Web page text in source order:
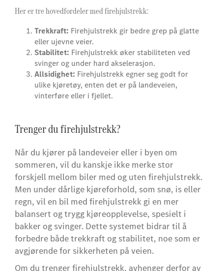
Her er tre hovedfordeler med firehjulstrekk:
Trekkraft: Firehjulstrekk gir bedre grep på glatte
eller ujevne veier.
Stabilitet: Firehjulstrekk øker stabiliteten ved
svinger og under hard akselerasjon.
Allsidighet: Firehjulstrekk egner seg godt for
ulike kjøretøy, enten det er på landeveien,
vinterføre eller i fjellet.
Trenger du firehjulstrekk?
Når du kjører på landeveier eller i byen om
sommeren, vil du kanskje ikke merke stor
forskjell mellom biler med og uten firehjulstrekk.
Men under dårlige kjøreforhold, som snø, is eller
regn, vil en bil med firehjulstrekk gi en mer
balansert og trygg kjøreopplevelse, spesielt i
bakker og svinger. Dette systemet bidrar til å
forbedre både trekkraft og stabilitet, noe som er
avgjørende for sikkerheten på veien.
Om du trenger firehjulstrekk, avhenger derfor av